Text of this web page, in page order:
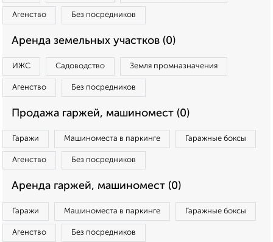
Агенство Без посредников
Аренда земельных участков (0)
ИЖС Садоводство Земля промназначения
Агенство Без посредников
Продажа гаржей, машиномест (0)
Гаражи Машиноместа в паркинге Гаражные боксы
Агенство Без посредников
Аренда гаржей, машиномест (0)
Гаражи Машиноместа в паркинге Гаражные боксы
Агенство Без посредников